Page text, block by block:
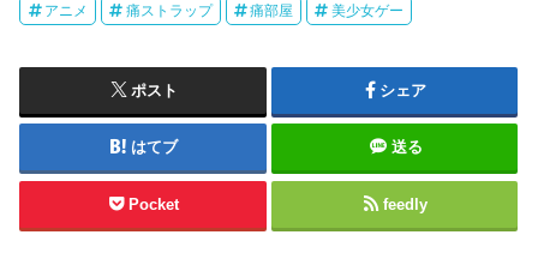
アニメ 痛ストラップ 痛部屋 美少女ゲー
ポスト シェア
はてブ 送る
Pocket feedly